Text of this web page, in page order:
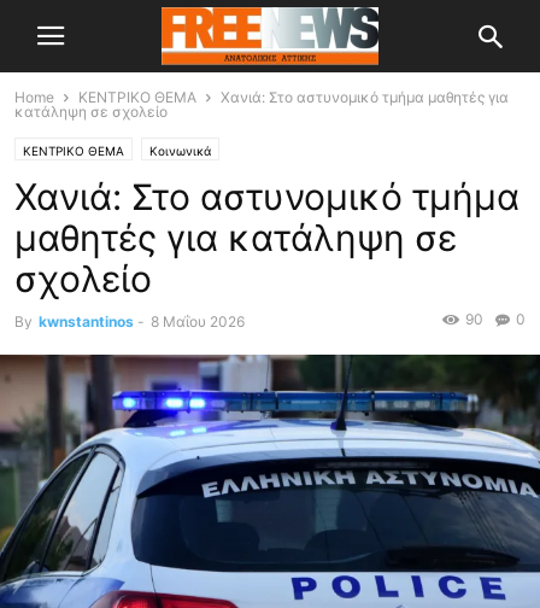
Home ΚΕΝΤΡΙΚΟ ΘΕΜΑ
Χανιά: Στο αστυνομικό τμήμα μαθητές για
κατάληψη σε σχολείο
ΚΕΝΤΡΙΚΟ ΘΕΜΑ Κοινωνικά
Χανιά: Στο αστυνομικό τμήμα
μαθητές για κατάληψη σε
σχολείο
By kwnstantinos - 8 Μαΐου 2026 0
90